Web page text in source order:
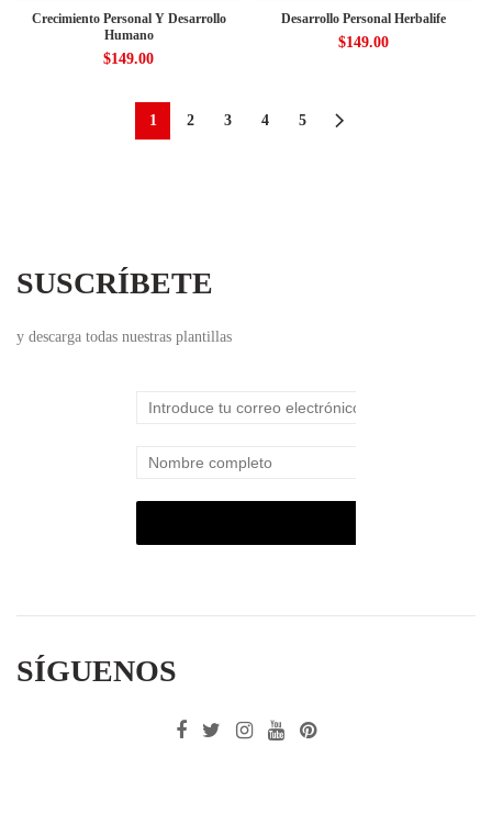
Crecimiento Personal Y Desarrollo
Humano
$149.00
Desarrollo Personal Herbalife
$149.00
1 2 3 4 5
SUSCRÍBETE
y descarga todas nuestras plantillas
SÍGUENOS